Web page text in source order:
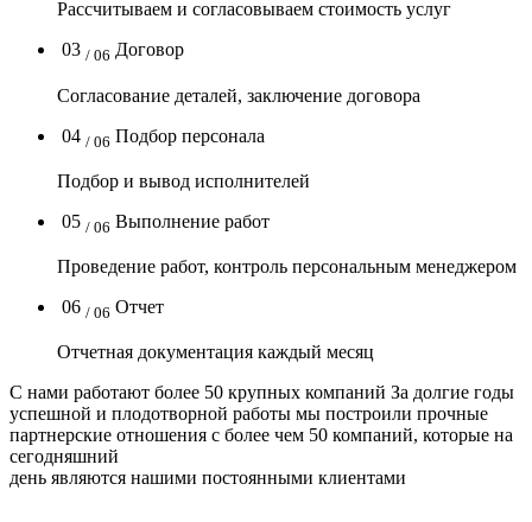
Рассчитываем и согласовываем стоимость услуг
03 / 06 Договор
Согласование деталей, заключение договора
04 / 06 Подбор персонала
Подбор и вывод исполнителей
05 / 06 Выполнение работ
Проведение работ, контроль персональным менеджером
06 / 06 Отчет
Отчетная документация каждый месяц
C нами работают более 50 крупных компаний За долгие годы
успешной и плодотворной работы мы построили прочные
партнерские отношения с более чем 50 компаний, которые на
сегодняшний
день являются нашими постоянными клиентами